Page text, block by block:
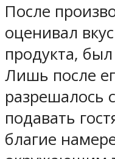
После
оценивал
продукта,
Лишь после
разрешалось
подавать
благие